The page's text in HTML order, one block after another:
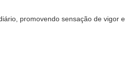
promovendo sensação de vigor e